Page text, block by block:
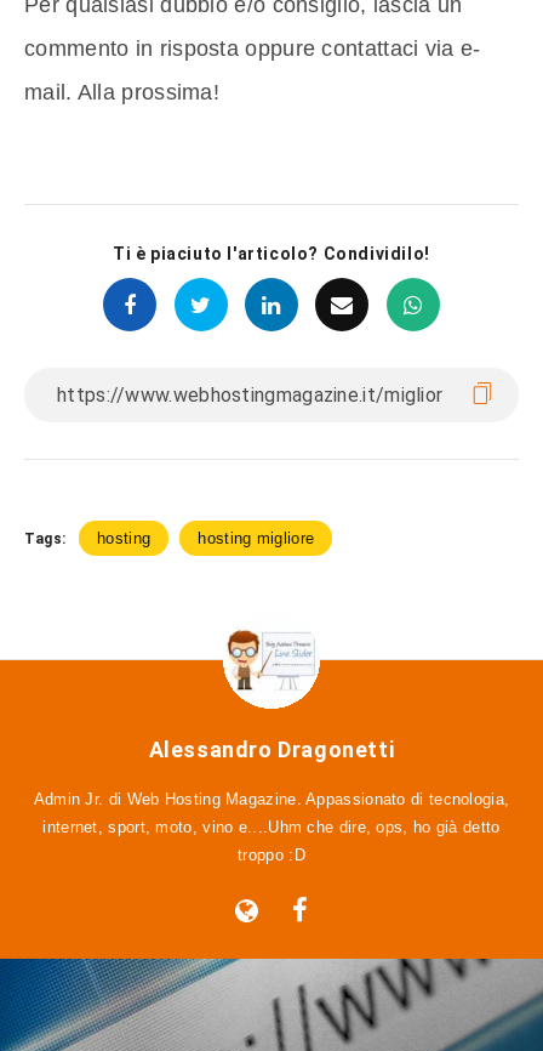
Per qualsiasi dubbio e/o consiglio, lascia un
commento in risposta oppure contattaci via e-
mail. Alla prossima!
Ti è piaciuto l'articolo? Condividilo!
Tags: hosting hosting migliore
Alessandro Dragonetti
Admin Jr. di Web Hosting Magazine. Appassionato di tecnologia,
internet, sport, moto, vino e....Uhm che dire, ops, ho già detto
troppo :D